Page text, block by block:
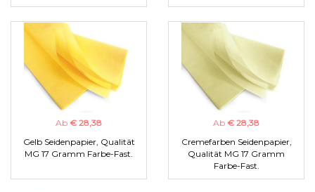
Ab € 28,38
Gelb Seidenpapier, Qualität
MG 17 Gramm Farbe-Fast.
Ab € 28,38
Cremefarben Seidenpapier,
Qualität MG 17 Gramm
Farbe-Fast.